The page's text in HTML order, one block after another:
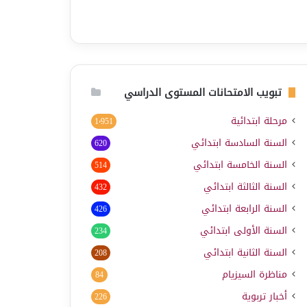
تبويب الامتحانات المستوى الدراسي
مرحلة ابتدائية 1٬951
السنة السادسة ابتدائي 620
السنة الخامسة ابتدائي 514
السنة الثالثة ابتدائي 432
السنة الرابعة ابتدائي 426
السنة الأولى ابتدائي 234
السنة الثانية ابتدائي 208
مناظرة السيزيام 84
أخبار تربوية 226